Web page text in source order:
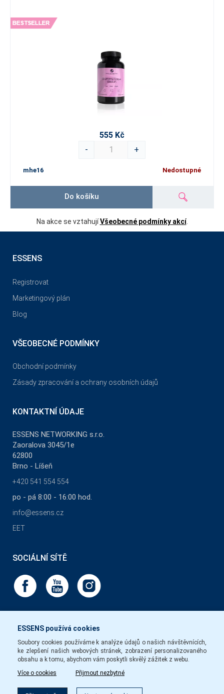
555 Kč
-
+
mhe16 Nedostupné
Do košíku
Na akce se vztahujíVšeobecné podmínky akcí.
ESSENS používá cookies
Soubory cookies používáme k analýze údajů o našich návštěvnících,
ke zlepšení našich webových stránek, zobrazení personalizovaného
obsahu a k tomu, abychom vám poskytli skvělý zážitek z webu.
Více o cookies
Přijmout nezbytné
ESSENS
Registrovat
Marketingový plán
Blog
VŠEOBECNÉ PODMÍNKY
Obchodní podmínky
Zásady zpracování a ochrany osobních údajů
KONTAKTNÍ ÚDAJE
ESSENS NETWORKING s.r.o.
Zaoralova 3045/1e
62800
Brno - Líšeň
+420 541 554 554
po - pá 8:00 - 16:00 hod.
info@essens.cz
EET
SOCIÁLNÍ SÍTĚ